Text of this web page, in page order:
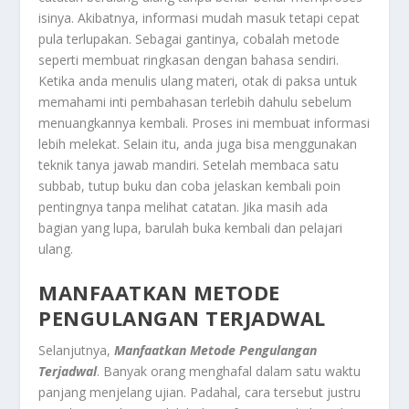
isinya. Akibatnya, informasi mudah masuk tetapi cepat
pula terlupakan. Sebagai gantinya, cobalah metode
seperti membuat ringkasan dengan bahasa sendiri.
Ketika anda menulis ulang materi, otak di paksa untuk
memahami inti pembahasan terlebih dahulu sebelum
menuangkannya kembali. Proses ini membuat informasi
lebih melekat. Selain itu, anda juga bisa menggunakan
teknik tanya jawab mandiri. Setelah membaca satu
subbab, tutup buku dan coba jelaskan kembali poin
pentingnya tanpa melihat catatan. Jika masih ada
bagian yang lupa, barulah buka kembali dan pelajari
ulang.
MANFAATKAN METODE
PENGULANGAN TERJADWAL
Selanjutnya,Manfaatkan Metode Pengulangan
Terjadwal. Banyak orang menghafal dalam satu waktu
panjang menjelang ujian. Padahal, cara tersebut justru